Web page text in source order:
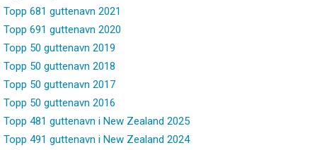
Topp 681 guttenavn 2021
Topp 691 guttenavn 2020
Topp 50 guttenavn 2019
Topp 50 guttenavn 2018
Topp 50 guttenavn 2017
Topp 50 guttenavn 2016
Topp 481 guttenavn i New Zealand 2025
Topp 491 guttenavn i New Zealand 2024